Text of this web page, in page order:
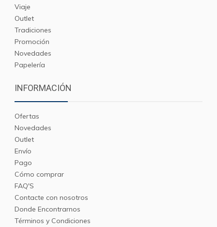
Viaje
Outlet
Tradiciones
Promoción
Novedades
Papelería
INFORMACIÓN
Ofertas
Novedades
Outlet
Envío
Pago
Cómo comprar
FAQ'S
Contacte con nosotros
Donde Encontrarnos
Términos y Condiciones